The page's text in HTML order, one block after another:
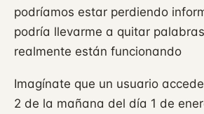
podríamos estar perdiendo
podría llevarme a quitar
realmente están funcionando
Imagínate que un usuario
2 de la mañana del día 1 de